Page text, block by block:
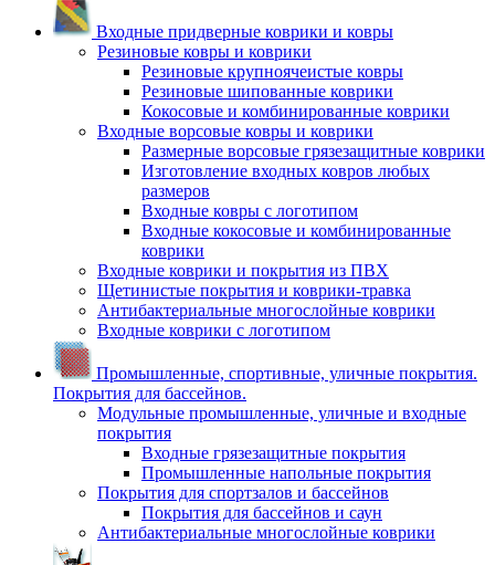
Входные придверные коврики и ковры
Резиновые ковры и коврики
Резиновые крупноячеистые ковры
Резиновые шипованные коврики
Кокосовые и комбинированные коврики
Входные ворсовые ковры и коврики
Размерные ворсовые грязезащитные коврики
Изготовление входных ковров любых
размеров
Входные ковры с логотипом
Входные кокосовые и комбинированные
коврики
Входные коврики и покрытия из ПВХ
Щетинистые покрытия и коврики-травка
Антибактериальные многослойные коврики
Входные коврики с логотипом
Промышленные, спортивные, уличные покрытия.
Покрытия для бассейнов.
Модульные промышленные, уличные и входные
покрытия
Входные грязезащитные покрытия
Промышленные напольные покрытия
Покрытия для спортзалов и бассейнов
Покрытия для бассейнов и саун
Антибактериальные многослойные коврики